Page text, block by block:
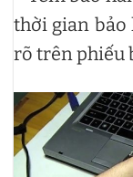
thời gian bảo
rõ trên phiếu